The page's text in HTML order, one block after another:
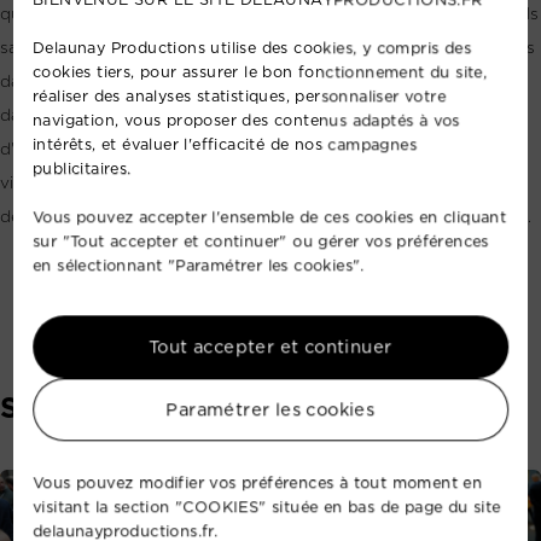
quête de moments romantiques au bord de la mer, ces festivals
sauront vous offrir des expériences inoubliables. Notez bien les
dates de Beauregard, Cabourg Mon Amour et Les Extraverties
dans vos agendas et préparez-vous à vivre des moments
d'exception dans le cadre enchanteur du Calvados. Venez
vibrer au rythme des concerts, participer aux animations et
découvrir l'atmosphère unique de ces festivals emblématiques.
SERVICES
Delaunay Productions utilise des cookies, y compris des
cookies tiers, pour assurer le bon fonctionnement du site,
réaliser des analyses statistiques, personnaliser votre
navigation, vous proposer des contenus adaptés à vos
intérêts, et évaluer l'efficacité de nos campagnes
publicitaires.
Vous pouvez accepter l'ensemble de ces cookies en cliquant
sur "Tout accepter et continuer" ou gérer vos préférences
en sélectionnant "Paramétrer les cookies".
Paramétrer les cookies
Tout accepter et continuer
Vous pouvez modifier vos préférences à tout moment en
visitant la section "COOKIES" située en bas de page du site
delaunayproductions.fr.